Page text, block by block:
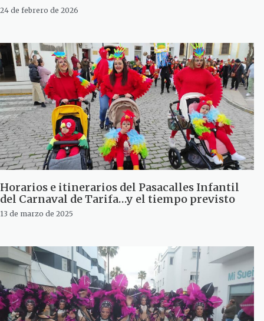
24 de febrero de 2026
Horarios e itinerarios del Pasacalles Infantil
del Carnaval de Tarifa…y el tiempo previsto
13 de marzo de 2025